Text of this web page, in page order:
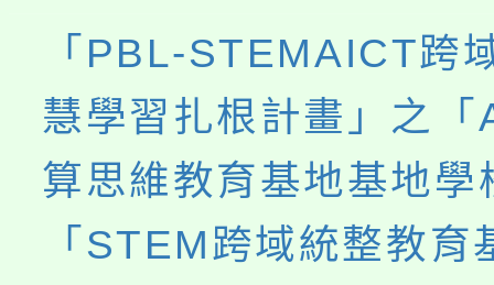
「PBL-STEMAICT跨
慧學習扎根計畫」之
算思維教育基地基地學
「STEM跨域統整教育